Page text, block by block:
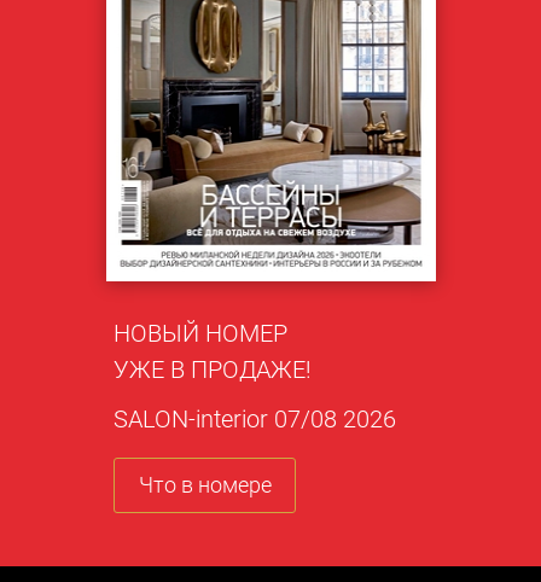
НОВЫЙ НОМЕР
УЖЕ В ПРОДАЖЕ!
SALON-interior 07/08 2026
Что в номере